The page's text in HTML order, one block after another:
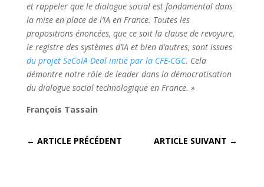
et rappeler que le dialogue social est fondamental dans
la mise en place de l’IA en France. Toutes les
propositions énoncées, que ce soit la clause de revoyure,
le registre des systèmes d’IA et bien d’autres, sont issues
du projet SeCoIA Deal initié par la CFE-CGC. Cela
démontre notre rôle de leader dans la démocratisation
du dialogue social technologique en France. »
François Tassain
← ARTICLE PRÉCÉDENT ARTICLE SUIVANT →